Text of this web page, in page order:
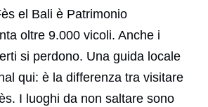
el Bali è Patrimonio
oltre 9.000 vicoli. Anche i
si perdono. Una guida locale
qui: è la differenza tra visitare
I luoghi da non saltare sono